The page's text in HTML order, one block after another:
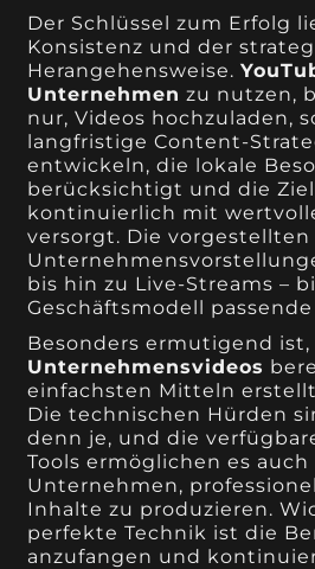
Der Schlüssel zum Erfolg
Konsistenz und der
Herangehensweise.
Unternehmen zu nutzen,
nur, Videos hochzuladen,
langfristige Content-
entwickeln, die lokale
berücksichtigt und die
kontinuierlich mit
versorgt. Die vorgestellten
bis hin zu Live-Streams –
Geschäftsmodell
Besonders ermutigend ist,
Unternehmensvideos
einfachsten Mitteln
Die technischen Hürden
denn je, und die
Tools ermöglichen es
Unternehmen,
Inhalte zu produzieren.
perfekte Technik ist die
anzufangen und